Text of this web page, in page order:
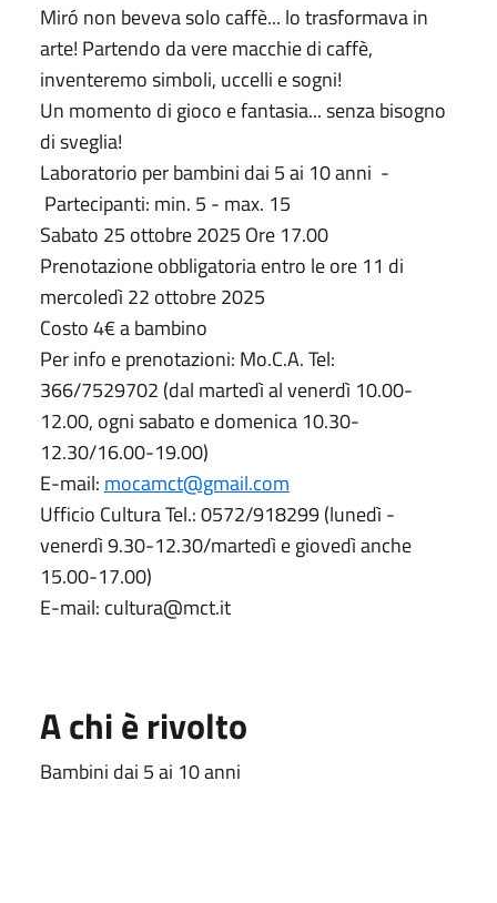
Miró non beveva solo caffè... lo trasformava in
arte! Partendo da vere macchie di caffè,
inventeremo simboli, uccelli e sogni!
Un momento di gioco e fantasia... senza bisogno
di sveglia!
Laboratorio per bambini dai 5 ai 10 anni -
Partecipanti: min. 5 - max. 15
Sabato 25 ottobre 2025 Ore 17.00
Prenotazione obbligatoria entro le ore 11 di
mercoledì 22 ottobre 2025
Costo 4€ a bambino
Per info e prenotazioni: Mo.C.A. Tel:
366/7529702 (dal martedì al venerdì 10.00-
12.00, ogni sabato e domenica 10.30-
12.30/16.00-19.00)
E-mail: mocamct@gmail.com
Ufficio Cultura Tel.: 0572/918299 (lunedì -
venerdì 9.30-12.30/martedì e giovedì anche
15.00-17.00)
E-mail: cultura@mct.it
A chi è rivolto
Bambini dai 5 ai 10 anni